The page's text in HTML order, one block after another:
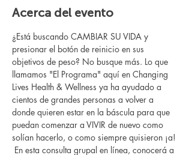
Acerca del evento
¿Está buscando CAMBIAR SU VIDA y
presionar el botón de reinicio en sus
objetivos de peso? No busque más. Lo que
llamamos "El Programa" aquí en Changing
Lives Health & Wellness ya ha ayudado a
cientos de grandes personas a volver a
donde quieren estar en la báscula para que
puedan comenzar a VIVIR de nuevo como
solían hacerlo, o como siempre quisieron ¡a!